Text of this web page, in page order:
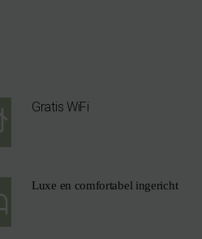
Gratis WiFi
Luxe en comfortabel ingericht